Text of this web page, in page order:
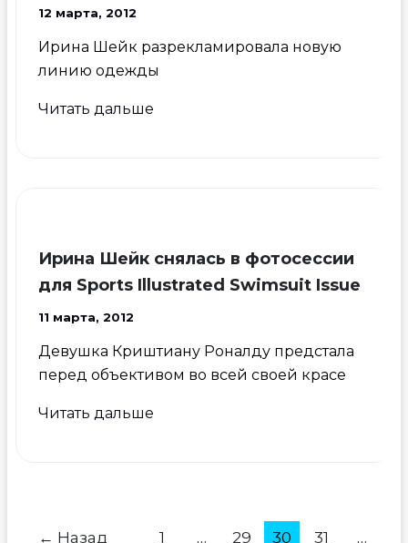
12 марта, 2012
Ирина Шейк разрекламировала новую
линию одежды
Невеста
свекрови
Читать дальше
Ирина Шейк снялась в фотосессии
для Sports Illustrated Swimsuit Issue
11 марта, 2012
Девушка Криштиану Роналду предстала
перед объективом во всей своей красе
Ирина
для
Читать дальше
← Назад 1 … 29 30 31
…